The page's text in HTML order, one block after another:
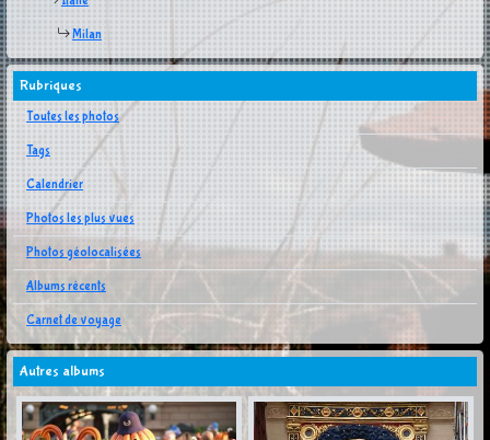
Milan
Rubriques
Toutes les photos
Tags
Calendrier
Photos les plus vues
Photos géolocalisées
Albums récents
Carnet de voyage
Autres albums